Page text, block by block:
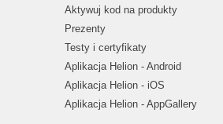
Aktywuj kod na produkty
Prezenty
Testy i certyfikaty
Aplikacja Helion - Android
Aplikacja Helion - iOS
Aplikacja Helion - AppGallery